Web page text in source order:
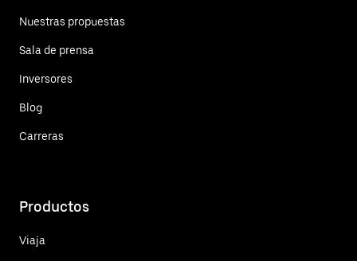
Nuestras propuestas
Sala de prensa
Inversores
Blog
Carreras
Productos
Viaja